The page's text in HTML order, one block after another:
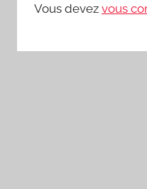
Vous devez vous